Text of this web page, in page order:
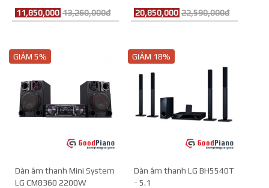
11,850,000 13,260,000đ
20,850,000 22,590,000đ
GIẢM 5%
Dàn âm thanh Mini System
LG CM8360 2200W
GIẢM 18%
Dàn âm thanh LG BH5540T
- 5.1